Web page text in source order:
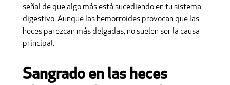
señal de que algo más está sucediendo en tu sistema
digestivo. Aunque las hemorroides provocan que las
heces parezcan más delgadas, no suelen ser la causa
principal.
Sangrado en las heces